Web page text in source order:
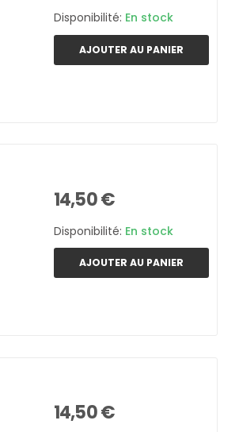
Disponibilité: En stock
AJOUTER AU PANIER
14,50 €
Disponibilité: En stock
AJOUTER AU PANIER
14,50 €